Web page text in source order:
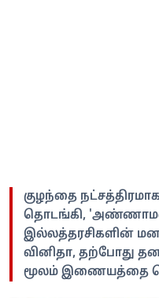
குழந்தை
தொடங்கி,
இல்லத்தரசிகளின்
வினிதா, தற்போது
மூலம் இணையத்தை